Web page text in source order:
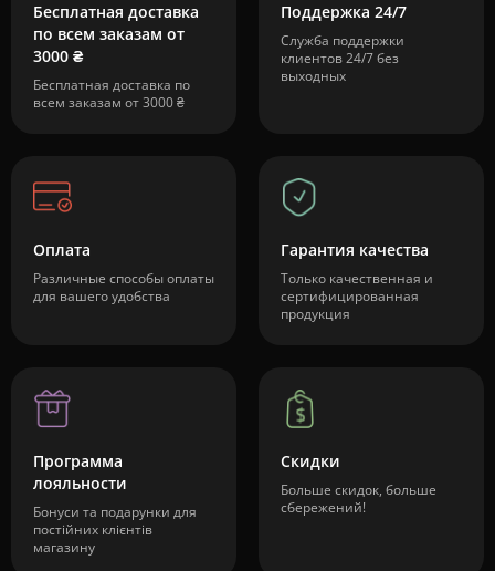
Бесплатная доставка
по всем заказам от
3000 ₴
Бесплатная доставка по
всем заказам от 3000 ₴
Поддержка 24/7
Служба поддержки
клиентов 24/7 без
выходных
Оплата
Различные способы оплаты
для вашего удобства
Гарантия качества
Только качественная и
сертифицированная
продукция
Программа
лояльности
Бонуси та подарунки для
постійних клієнтів
магазину
Скидки
Больше скидок, больше
сбережений!